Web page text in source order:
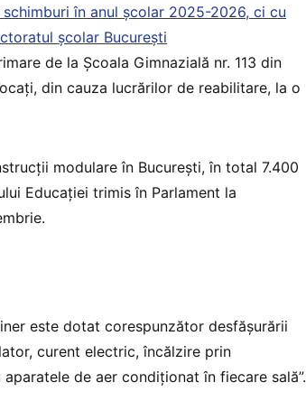
în anul școlar 2025-2026, ci cu
școlar București
de la Școala Gimnazială nr. 113 din
din cauza lucrărilor de reabilitare, la o
modulare în București, în total 7.400
Educației trimis în Parlament la
este dotat corespunzător desfăşurării
curent electric, încălzire prin
de aer condiţionat în fiecare sală”.